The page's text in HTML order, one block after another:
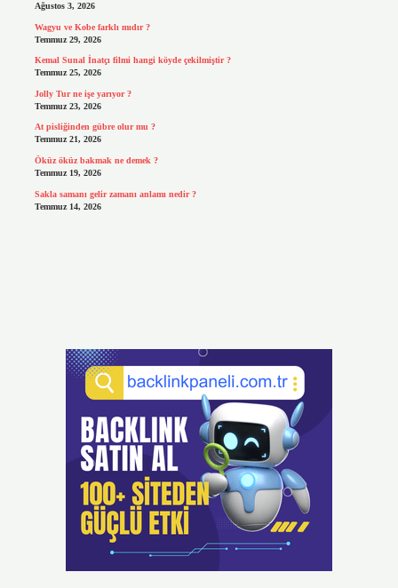
Ağustos 3, 2026
Wagyu ve Kobe farklı mıdır ?
Temmuz 29, 2026
Kemal Sunal İnatçı filmi hangi köyde çekilmiştir ?
Temmuz 25, 2026
Jolly Tur ne işe yarıyor ?
Temmuz 23, 2026
At pisliğinden gübre olur mu ?
Temmuz 21, 2026
Öküz öküz bakmak ne demek ?
Temmuz 19, 2026
Sakla samanı gelir zamanı anlamı nedir ?
Temmuz 14, 2026